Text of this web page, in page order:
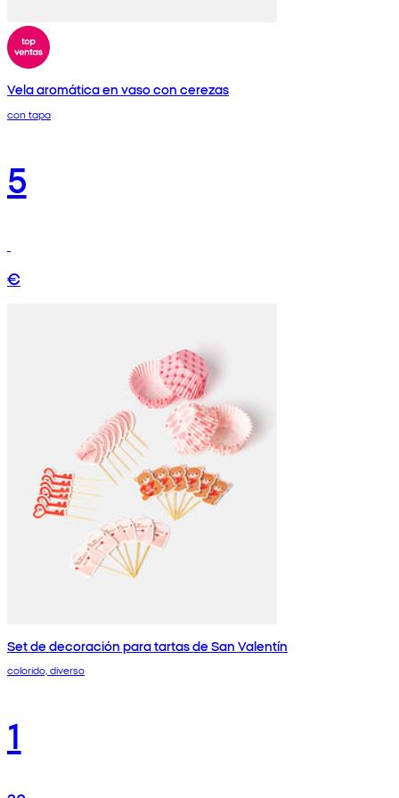
Vela aromática en vaso con cerezas
con tapa
5
€
Set de decoración para tartas de San Valentín
colorido, diverso
1